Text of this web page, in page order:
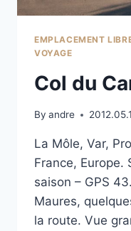
EMPLACEMENT
VOYAGE
Col du
By andre
La Môle, Var,
France, Europe.
saison – GPS
Maures,
la route. Vue